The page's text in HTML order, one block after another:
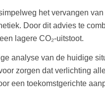
het vervangen
Door dit advies te
lagere CO₂-uitstoot.
analyse van de huidige
zorgen dat verlichting
een toekomstgerichte